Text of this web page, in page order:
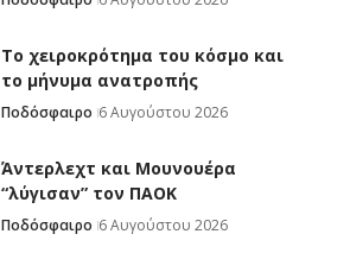
Το χειροκρότημα του κόσμο και
το μήνυμα ανατροπής
Ποδόσφαιρο 6 Αυγούστου 2026
Άντερλεχτ και Μουνουέρα
“λύγισαν” τον ΠΑΟΚ
Ποδόσφαιρο 6 Αυγούστου 2026